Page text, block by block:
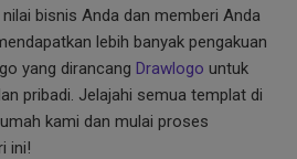
bisnis Anda dan memberi Anda
lebih banyak pengakuan
yang dirancang Drawlogo untuk
pribadi. Jelajahi semua templat di
kami dan mulai proses
ini!